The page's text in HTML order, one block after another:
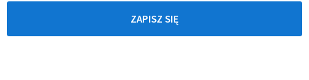
ZAPISZ SIĘ